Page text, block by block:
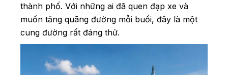
thành phố. Với những ai đã quen đạp xe và
muốn tăng quãng đường mỗi buổi, đây là một
cung đường rất đáng thử.